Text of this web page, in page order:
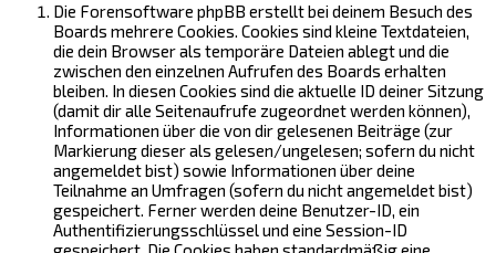
Die Forensoftware phpBB erstellt bei deinem Besuch des
Boards mehrere Cookies. Cookies sind kleine Textdateien,
die dein Browser als temporäre Dateien ablegt und die
zwischen den einzelnen Aufrufen des Boards erhalten
bleiben. In diesen Cookies sind die aktuelle ID deiner Sitzung
(damit dir alle Seitenaufrufe zugeordnet werden können),
Informationen über die von dir gelesenen Beiträge (zur
Markierung dieser als gelesen/ungelesen; sofern du nicht
angemeldet bist) sowie Informationen über deine
Teilnahme an Umfragen (sofern du nicht angemeldet bist)
gespeichert. Ferner werden deine Benutzer-ID, ein
Authentifizierungsschlüssel und eine Session-ID